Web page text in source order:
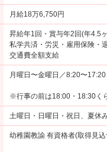
月給18万6,750円
昇給年1回・賞与年2回(年4.5
私学共済・労災・雇用保険・
交通費全額支給
月曜日〜金曜日／8:20〜17:20
※行事の前は18:00・18:30く
土曜日・日曜日・祝日、夏休
幼稚園教諭 有資格者(取得見